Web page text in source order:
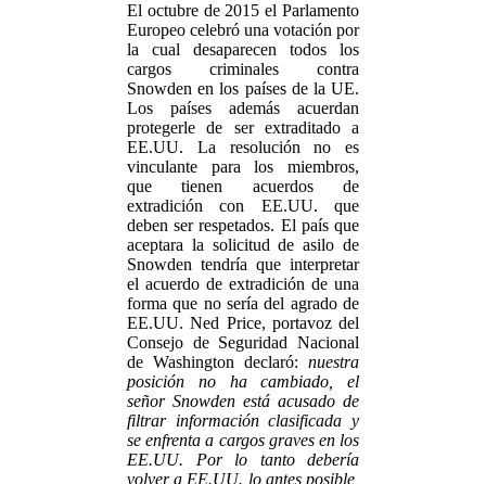
El octubre de 2015 el Parlamento
Europeo celebró una votación por
la cual desaparecen todos los
cargos criminales contra
Snowden en los países de la UE.
Los países además acuerdan
protegerle de ser extraditado a
EE.UU. La resolución no es
vinculante para los miembros,
que tienen acuerdos de
extradición con EE.UU. que
deben ser respetados. El país que
aceptara la solicitud de asilo de
Snowden tendría que interpretar
el acuerdo de extradición de una
forma que no sería del agrado de
EE.UU. Ned Price, portavoz del
Consejo de Seguridad Nacional
de Washington declaró: nuestra
posición no ha cambiado, el
señor Snowden está acusado de
filtrar información clasificada y
se enfrenta a cargos graves en los
EE.UU. Por lo tanto debería
volver a EE.UU. lo antes posible,